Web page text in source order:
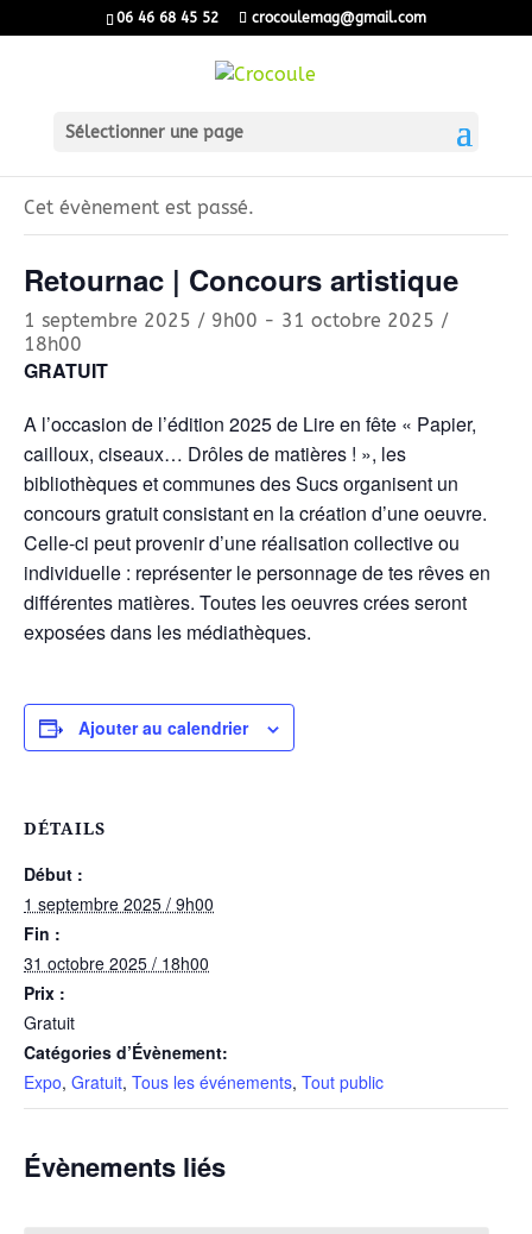
06 46 68 45 52 crocoulemag@gmail.com
Sélectionner une page
Cet évènement est passé.
Retournac | Concours artistique
1 septembre 2025 / 9h00 - 31 octobre 2025 /
18h00
GRATUIT
A l’occasion de l’édition 2025 de Lire en fête « Papier,
cailloux, ciseaux… Drôles de matières ! », les
bibliothèques et communes des Sucs organisent un
concours gratuit consistant en la création d’une oeuvre.
Celle-ci peut provenir d’une réalisation collective ou
individuelle : représenter le personnage de tes rêves en
différentes matières. Toutes les oeuvres crées seront
exposées dans les médiathèques.
Ajouter au calendrier
DÉTAILS
Début :
1 septembre 2025 / 9h00
Fin :
31 octobre 2025 / 18h00
Prix :
Gratuit
Catégories d’Évènement:
Expo, Gratuit, Tous les événements, Tout public
Évènements liés